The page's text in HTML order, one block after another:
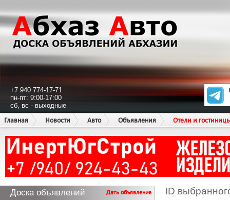
+7 940 774-17-71
пн-пт: 9:00-17:00
сб, вс - выходные
Главная
Новости Авто Объявления Отели и
Доска объявлений Дать объявление ID